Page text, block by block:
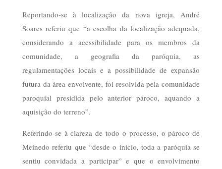
Reportando-se à localização da nova igreja, André
Soares referiu que “a escolha da localização adequada,
considerando a acessibilidade para os membros da
comunidade, a geografia da paróquia, as
regulamentações locais e a possibilidade de expansão
futura da área envolvente, foi resolvida pela comunidade
paroquial presidida pelo anterior pároco, aquando a
aquisição do terreno”.
Referindo-se à clareza de todo o processo, o pároco de
Meinedo referiu que “desde o início, toda a paróquia se
sentiu convidada a participar” e que o envolvimento